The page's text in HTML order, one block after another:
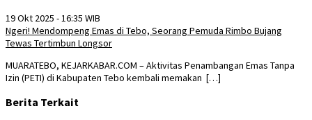
19 Okt 2025 - 16:35 WIB
Ngeri! Mendompeng Emas di Tebo, Seorang Pemuda Rimbo Bujang
Tewas Tertimbun Longsor
MUARATEBO, KEJARKABAR.COM – Aktivitas Penambangan Emas Tanpa
Izin (PETI) di Kabupaten Tebo kembali memakan […]
Berita Terkait